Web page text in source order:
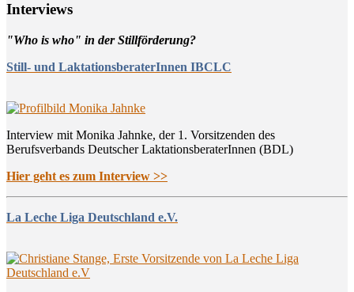
Inter­views
"Who is who" in der Stillförderung?
Still- und LaktationsberaterInnen IBCLC
Interview mit Monika Jahnke, der 1. Vorsitzenden des
Berufsverbands Deutscher LaktationsberaterInnen (BDL)
Hier geht es zum Interview >>
La Leche Liga Deutschland e.V.